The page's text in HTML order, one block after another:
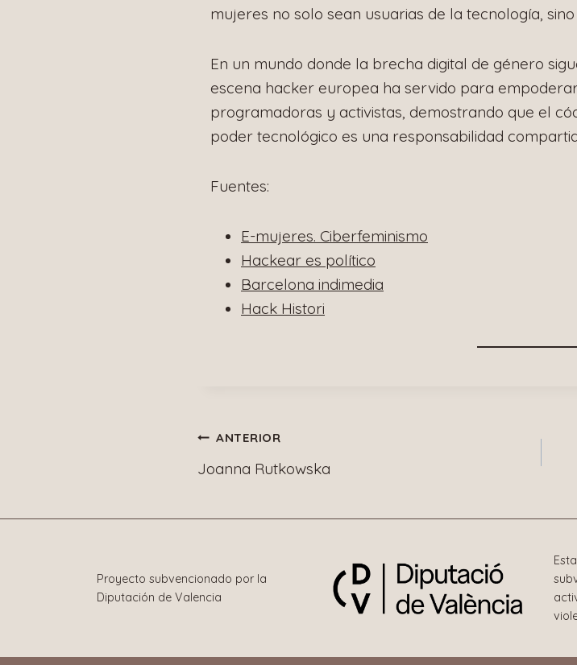
mujeres no solo sean usuarias de la tecnología,
En un mundo donde la brecha digital de género
escena hacker europea ha servido para
programadoras y activistas, demostrando que el
poder tecnológico es una responsabilidad
Fuentes:
E-mujeres. Ciberfeminismo
Hackear es político
Barcelona indimedia
Hack Histori
Navegación
de
entradas
ANTERIOR
Joanna Rutkowska
Proyecto subvencionado por la
Diputación de Valencia